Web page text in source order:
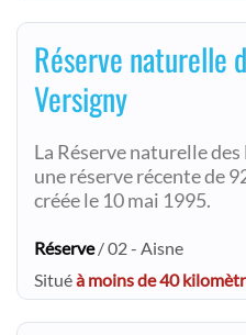
Réserve naturelle
Versigny
La Réserve naturelle
une réserve récente de
créée le 10 mai 1995.
Réserve/ 02 - Aisne
Situéà moins de 40